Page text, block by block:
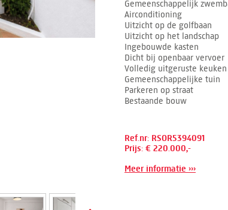
Gemeenschappelijk
Airconditioning
Uitzicht op de golfbaan
Uitzicht op het landschap
Ingebouwde kasten
Dicht bij openbaar vervoer
Volledig uitgeruste keuken
Gemeenschappelijke tuin
Parkeren op straat
Bestaande bouw
Ref.nr: RSOR5394091
Prijs: € 220.000,-
Meer informatie ›››